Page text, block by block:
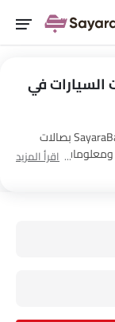
السيارات في
حدد موقع صالات عرض 2 جاكوار في جدّة. يربطك SayaraBay بصالات
الاتصال
والعروض
اقرأ المزيد